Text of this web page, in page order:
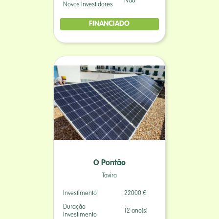
Novos Investidores
FINANCIADO
O Pontão
Tavira
Investimento 22000 €
Duração
Investimento
12 ano(s)